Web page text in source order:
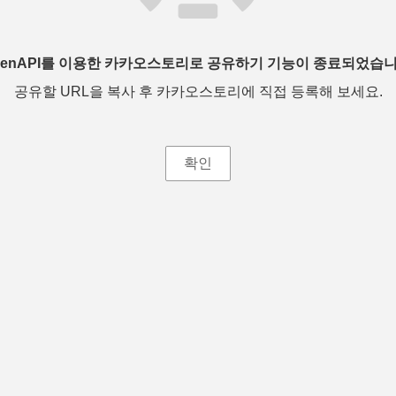
를 이용한 카카오스토리로 공유하기 기능이 종료되었습
공유할 URL을 복사 후 카카오스토리에 직접 등록해 보세요.
확인